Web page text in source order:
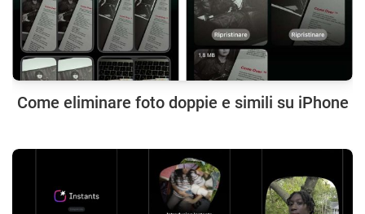
Come eliminare foto doppie e simili su iPhone